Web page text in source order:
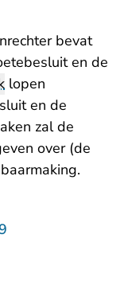
bevat
en de
lopen
en de
zal de
over (de